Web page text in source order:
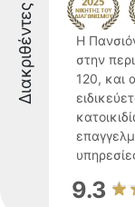
Διακριθέντες
Η
στην
120, και
9.3